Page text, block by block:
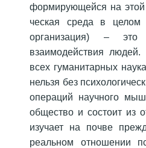
формирующейся на этой
ческая среда в целом
организация) – это
взаимодействия
всех гуманитарных
нельзя без
операций научного
общество и состоит из
изучает на почве
реальном отношении